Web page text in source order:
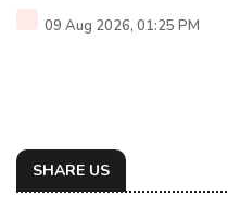
09 Aug 2026, 01:25 PM
SHARE US